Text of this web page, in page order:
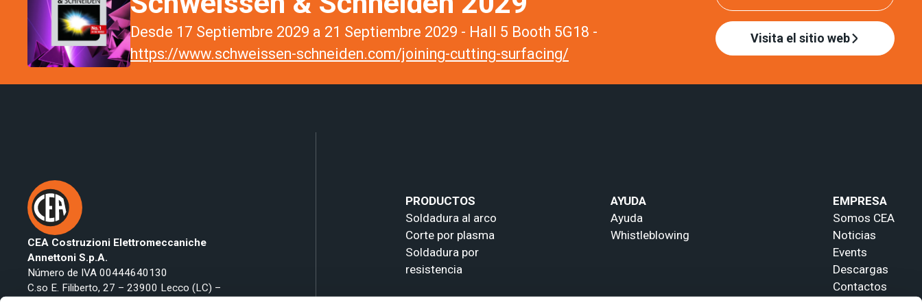
Desde 17 Septiembre 2029 a 21 Septiembre 2029 - Hall 5 Booth 5G18 -
https://www.schweissen-schneiden.com/joining-cutting-surfacing/
Visita el sitio web
CEA Costruzioni Elettromeccaniche
Annettoni S.p.A.
Número de IVA 00444640130
C.so E. Filiberto, 27 – 23900 Lecco (LC) –
PRODUCTOS
Soldadura al arco
Corte por plasma
Soldadura por
resistencia
AYUDA
Ayuda
Whistleblowing
EMPRESA
Somos CEA
Noticias
Events
Descargas
Contactos